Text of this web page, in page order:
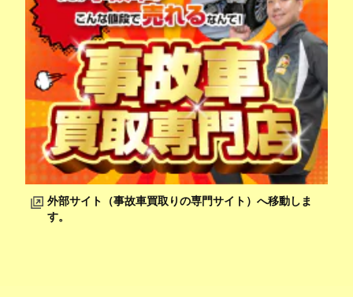
外部サイト（事故車買取りの専門サイト）へ移動しま
す。